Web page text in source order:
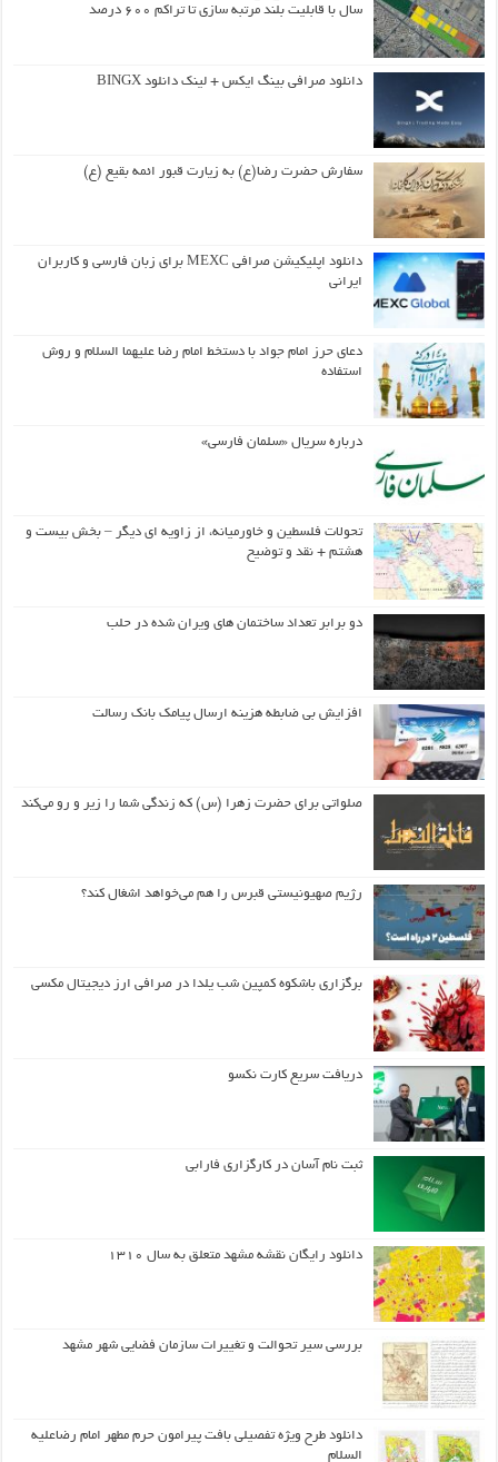
سال با قابلیت بلند مرتبه سازی تا تراکم ۶۰۰ درصد
دانلود صرافی بینگ ایکس + لینک دانلود BINGX
سفارش حضرت رضا(ع) به زیارت قبور ائمه بقیع (ع)
دانلود اپلیکیشن صرافی MEXC برای زبان فارسی و کاربران
ایرانی
دعای حرز امام جواد با دستخط امام رضا علیهما السلام و روش
استفاده
درباره سریال «سلمان فارسی»
تحولات فلسطین و خاورمیانه، از زاویه ای دیگر – بخش بیست و
هشتم + نقد و توضیح
دو برابر تعداد ساختمان های ویران شده در حلب
افزایش بی ضابطه هزینه ارسال پیامک بانک رسالت
صلواتی برای حضرت زهرا (س) که زندگی شما را زیر و رو می‌کند
رژیم صهیونیستی قبرس را هم می‌خواهد اشغال کند؟
برگزاری باشکوه کمپین شب یلدا در صرافی ارز دیجیتال مکسی
دریافت سریع کارت نکسو
ثبت نام آسان در کارگزاری فارابی
دانلود رایگان نقشه مشهد متعلق به سال ۱۳۱۰
بررسی سیر تحوالت و تغییرات سازمان فضایی شهر مشهد
دانلود طرح ويژه تفصيلي بافت پيرامون حرم مطهر امام رضاعليه
السلام